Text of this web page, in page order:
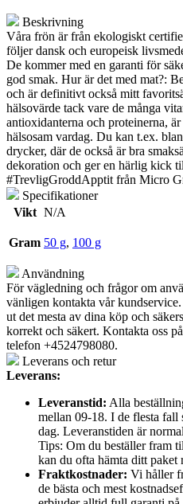
Beskrivning
Våra frön är från ekologiskt
följer dansk och europeisk
De kommer med en garanti för
god smak. Hur är det med mat?:
och är definitivt också mitt
hälsovärde tack vare de många
antioxidanterna och proteinerna,
hälsosam vardag. Du kan t.ex.
drycker, där de också är bra
dekoration och ger en härlig kick
#TrevligGroddApptit från Micro
Specifikationer
Vikt N/A
Gram 50 g, 100 g
Användning
För vägledning och frågor om
vänligen kontakta vår
ut det mesta av dina köp och
korrekt och säkert. Kontakta oss på
telefon +4524798080.
Leverans och retur
Leverans:
Leveranstid: Alla
mellan 09-18. I de flesta fall
dag. Leveranstiden är
Tips: Om du beställer fram
kan du ofta hämta ditt paket
Fraktkostnader: Vi håller
de bästa och mest